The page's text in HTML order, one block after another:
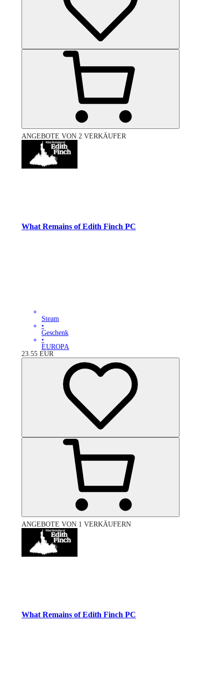
ANGEBOTE VON 2 VERKÄUFER
What Remains of Edith Finch PC
Steam
•
Geschenk
•
EUROPA
23.55 EUR
ANGEBOTE VON 1 VERKÄUFERN
What Remains of Edith Finch PC